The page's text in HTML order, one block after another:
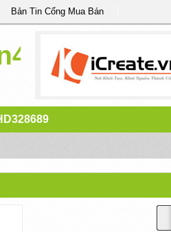
Bản Tin Cổng Mua Bán